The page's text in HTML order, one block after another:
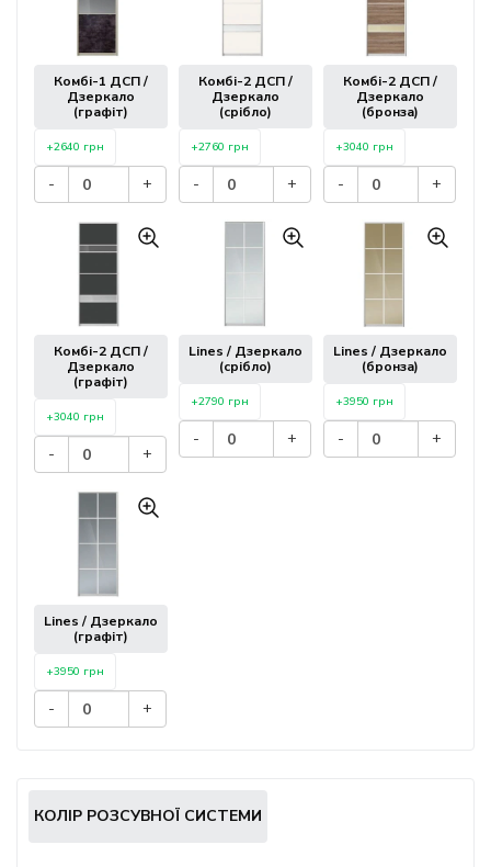
Комбі-1 ДСП /
Дзеркало
(графіт)
+2640 грн
- +
Комбі-2 ДСП /
Дзеркало
(срібло)
+2760 грн
- +
Комбі-2 ДСП /
Дзеркало
(бронза)
+3040 грн
- +
Комбі-2 ДСП /
Дзеркало
(графіт)
+3040 грн
- +
Lines / Дзеркало
(срібло)
+2790 грн
- +
Lines / Дзеркало
(бронза)
+3950 грн
- +
Lines / Дзеркало
(графіт)
+3950 грн
- +
КОЛІР РОЗСУВНОЇ СИСТЕМИ